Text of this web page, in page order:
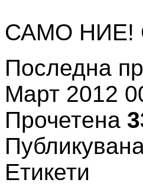
САМО НИЕ!
Последна
Март 2012
Прочетена
Етикети